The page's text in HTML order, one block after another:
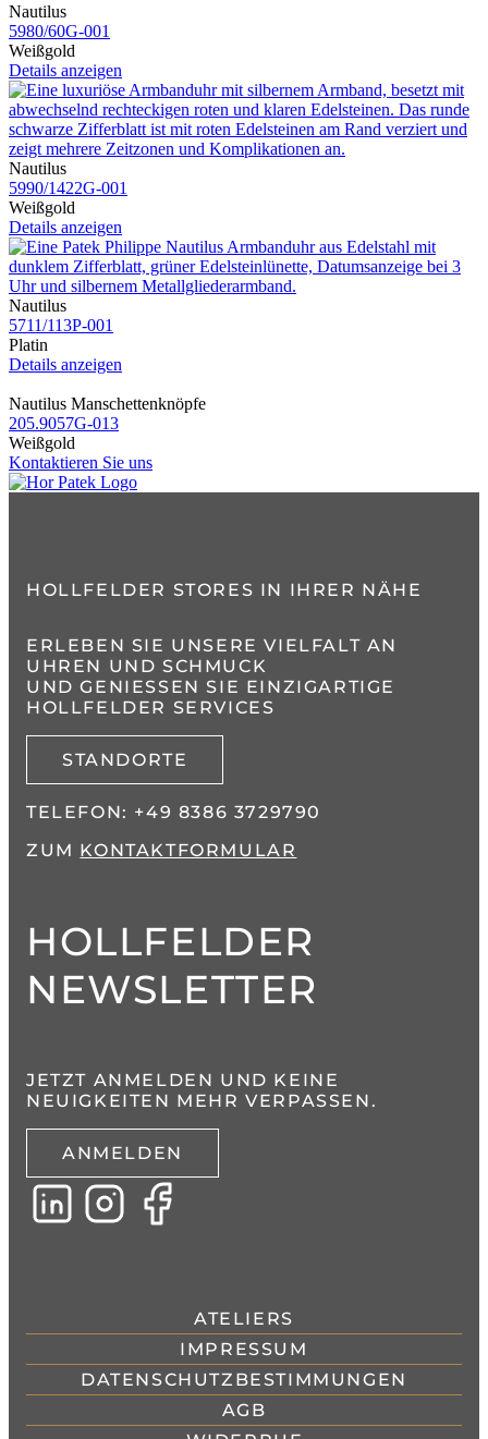
Nautilus
5980​/60G​-001
Weißgold
Details anzeigen
Nautilus
5990​/1422G​-001
Weißgold
Details anzeigen
Nautilus
5711​/113P​-001
Platin
Details anzeigen
Nautilus Manschettenknöpfe
205.9057G​-013
Weißgold
Kontaktieren Sie uns
HOLLFELDER STORES IN IHRER NÄHE
ERLEBEN SIE UNSERE VIELFALT AN
UHREN UND SCHMUCK
UND GENIESSEN SIE EINZIGARTIGE H
OLLFELDER SERVICES
STANDORTE
TELEFON: +49 8386 3729790
ZUM KONTAKTFORMULAR
HOLLFELDER
NEWSLETTER
JETZT ANMELDEN UND KEINE
NEUIGKEITEN MEHR VERPASSEN.
ANMELDEN
ATELIERS
IMPRESSUM
DATENSCHUTZBESTIMMUNGEN
AGB